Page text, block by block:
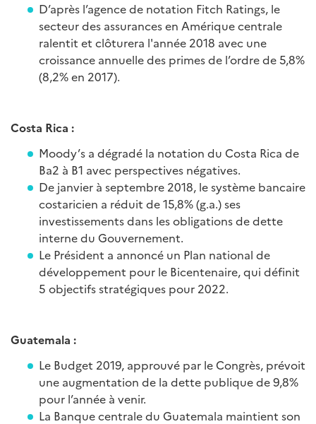
D’après l’agence de notation Fitch Ratings, le
secteur des assurances en Amérique centrale
ralentit et clôturera l'année 2018 avec une
croissance annuelle des primes de l’ordre de 5,8%
(8,2% en 2017).
Costa Rica :
Moody’s a dégradé la notation du Costa Rica de
Ba2 à B1 avec perspectives négatives.
De janvier à septembre 2018, le système bancaire
costaricien a réduit de 15,8% (g.a.) ses
investissements dans les obligations de dette
interne du Gouvernement.
Le Président a annoncé un Plan national de
développement pour le Bicentenaire, qui définit
5 objectifs stratégiques pour 2022.
Guatemala :
Le Budget 2019, approuvé par le Congrès, prévoit
une augmentation de la dette publique de 9,8%
pour l’année à venir.
La Banque centrale du Guatemala maintient son